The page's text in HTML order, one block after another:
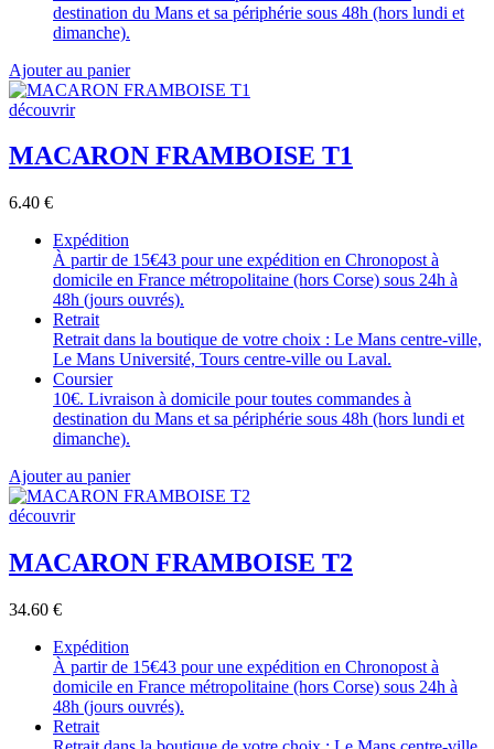
destination du Mans et sa périphérie sous 48h (hors lundi et
dimanche).
Ajouter au panier
découvrir
MACARON FRAMBOISE T1
6.40 €
Expédition
À partir de 15€43 pour une expédition en Chronopost à
domicile en France métropolitaine (hors Corse) sous 24h à
48h (jours ouvrés).
Retrait
Retrait dans la boutique de votre choix : Le Mans centre-ville,
Le Mans Université, Tours centre-ville ou Laval.
Coursier
10€. Livraison à domicile pour toutes commandes à
destination du Mans et sa périphérie sous 48h (hors lundi et
dimanche).
Ajouter au panier
découvrir
MACARON FRAMBOISE T2
34.60 €
Expédition
À partir de 15€43 pour une expédition en Chronopost à
domicile en France métropolitaine (hors Corse) sous 24h à
48h (jours ouvrés).
Retrait